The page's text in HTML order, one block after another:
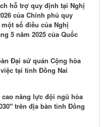
hỗ trợ quy định tại Nghị
của Chính phủ quy
số điều của Nghị
5 năm 2025 của Quốc
Đại sứ quán Cộng hòa
tại tỉnh Đồng Nai
năng lực đội ngũ hòa
trên địa bàn tỉnh Đồng